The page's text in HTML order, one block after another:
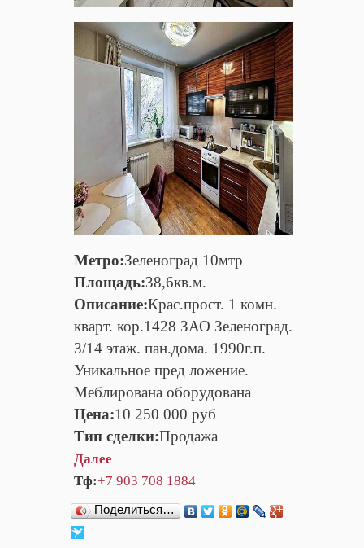
Метро:Зеленоград 10мтр
Площадь:38,6кв.м.
Описание:Крас.прост. 1 комн.
кварт. кор.1428 ЗАО Зеленоград.
3/14 этаж. пан.дома. 1990г.п.
Уникальное пред ложение.
Меблирована оборудована
Цена:10 250 000 руб
Тип сделки:Продажа
Далее
Тф:+7 903 708 1884
Поделиться…